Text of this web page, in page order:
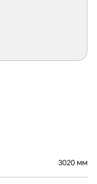
3020 мм